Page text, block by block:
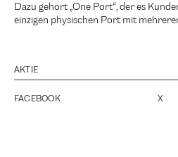
Dazu gehört „One Port“, der es
einzigen physischen Port mit
AKTIE
FACEBOOK X